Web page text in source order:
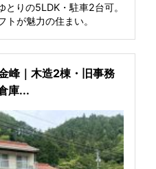
とりの5LDK・駐車2台可。
トが魅力の住まい。
峰｜木造2棟・旧事務
庫...